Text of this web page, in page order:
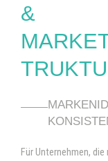
&
Für Unternehmen,